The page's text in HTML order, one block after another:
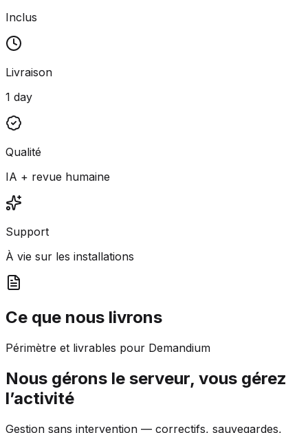
Inclus
Livraison
1 day
Qualité
IA + revue humaine
Support
À vie sur les installations
Ce que nous livrons
Périmètre et livrables pour Demandium
Nous gérons le serveur, vous gérez
l’activité
Gestion sans intervention — correctifs, sauvegardes,